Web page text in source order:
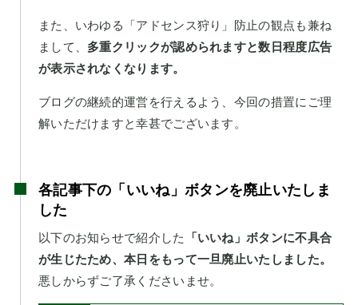
また、いわゆる「アドセンス狩り」防止の観点も兼ね
まして、 多重クリックが認められますと数日程度広告
が表示されなくなります。
ブログの継続的運営を行えるよう、今回の措置にご理
解いただけますと幸甚でございます。
各記事下の「いいね」ボタンを廃止いたしま
した
以下のお知らせで紹介した
「いいね」ボタンに不具合
が生じたため、本日をもって一旦廃止いたしました。
悪しからずご了承くださいませ。